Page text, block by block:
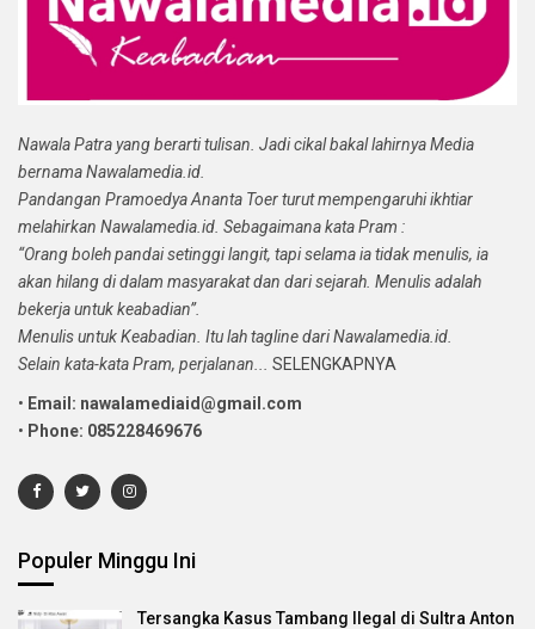
Nawala Patra yang berarti tulisan. Jadi cikal bakal lahirnya Media
bernama Nawalamedia.id.
Pandangan Pramoedya Ananta Toer turut mempengaruhi ikhtiar
melahirkan Nawalamedia.id. Sebagaimana kata Pram :
“Orang boleh pandai setinggi langit, tapi selama ia tidak menulis, ia
akan hilang di dalam masyarakat dan dari sejarah. Menulis adalah
bekerja untuk keabadian”.
Menulis untuk Keabadian. Itu lah tagline dari Nawalamedia.id.
Selain kata-kata Pram, perjalanan...
SELENGKAPNYA
• Email: nawalamediaid@gmail.com
• Phone: 085228469676
Populer Minggu Ini
Tersangka Kasus Tambang Ilegal di Sultra Anton